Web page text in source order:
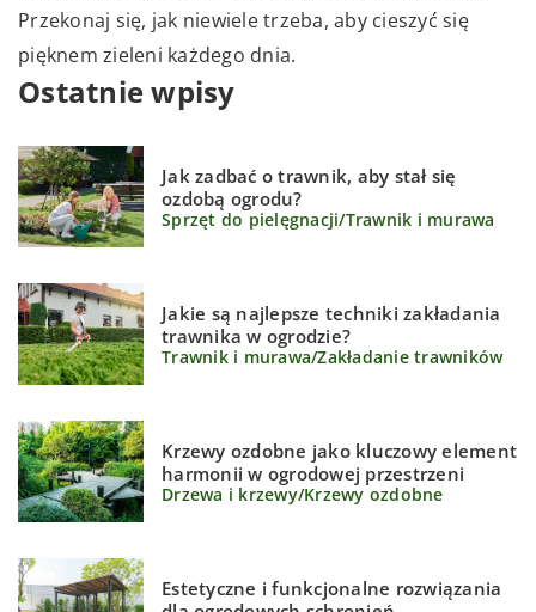
Przekonaj się, jak niewiele trzeba, aby cieszyć się
pięknem zieleni każdego dnia.
Ostatnie wpisy
Jak zadbać o trawnik, aby stał się
ozdobą ogrodu?
Sprzęt do pielęgnacji/Trawnik i murawa
Jakie są najlepsze techniki zakładania
trawnika w ogrodzie?
Trawnik i murawa/Zakładanie trawników
Krzewy ozdobne jako kluczowy element
harmonii w ogrodowej przestrzeni
Drzewa i krzewy/Krzewy ozdobne
Estetyczne i funkcjonalne rozwiązania